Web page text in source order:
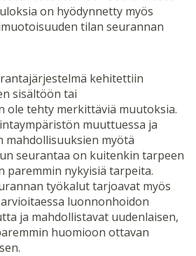
on hyödynnetty myös
tilan seurannan
kehitettiin
sisältöön tai
ole tehty merkittäviä muutoksia.
muuttuessa ja
myötä
seurantaa on kuitenkin tarpeen
paremmin nykyisiä tarpeita.
työkalut tarjoavat myös
luonnonhoidon
ja mahdollistavat uudenlaisen,
huomioon ottavan